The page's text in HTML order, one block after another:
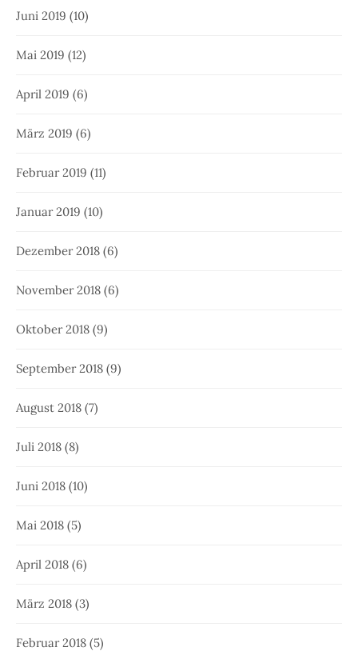
Juni 2019 (10)
Mai 2019 (12)
April 2019 (6)
März 2019 (6)
Februar 2019 (11)
Januar 2019 (10)
Dezember 2018 (6)
November 2018 (6)
Oktober 2018 (9)
September 2018 (9)
August 2018 (7)
Juli 2018 (8)
Juni 2018 (10)
Mai 2018 (5)
April 2018 (6)
März 2018 (3)
Februar 2018 (5)